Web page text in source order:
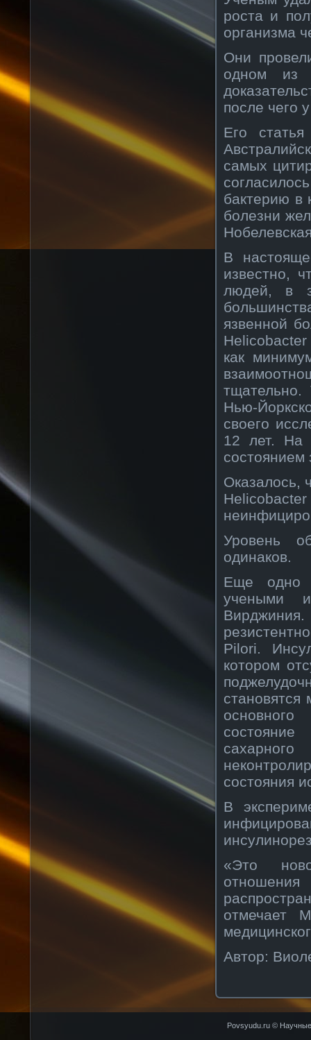
роста и
организма
Они
одном из
после чего
Его
самых
бактерию в
болезни
В
известно,
людей, в
язвенной
как
Нью-
своего
12 лет. На
состоянием
Оказалось,
Уровень
одинаков.
Еще одно
учеными
Pilori.
котором
состояния
В
«Это
отмечает
Автор:
Povsyudu.ru © Научные